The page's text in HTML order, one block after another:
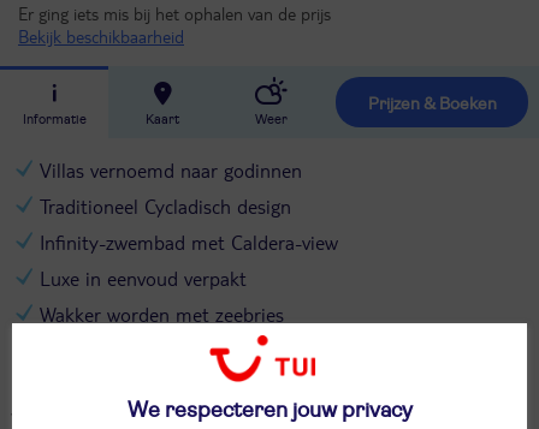
Er ging iets mis bij het ophalen van de prijs
Bekijk beschikbaarheid
Informatie Kaart Weer
Prijzen & Boeken
Villas vernoemd naar godinnen
Traditioneel Cycladisch design
Infinity-zwembad met Caldera-view
Luxe in eenvoud verpakt
Wakker worden met zeebries
Massage? Yes please!
vind je Thermes Luxury Villas & Spa. Het infinity-zwembad nodigt je
We respecteren jouw privacy